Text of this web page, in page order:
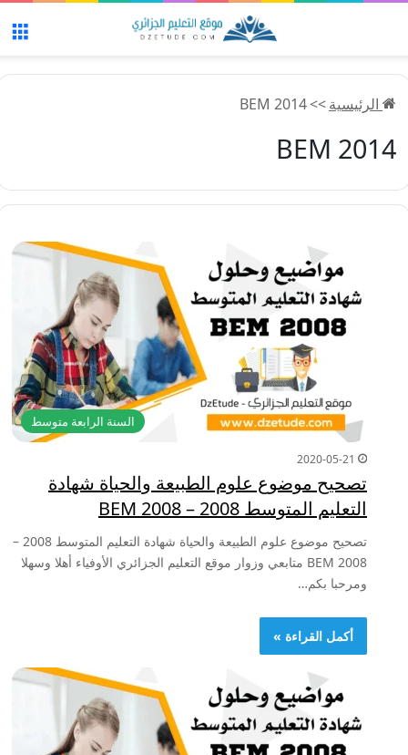
الرئيسية>>
BEM 2014
BEM 2014
السنة الرابعة متوسط
2020-05-21
تصحيح موضوع علوم الطبيعة والحياة شهادة
التعليم المتوسط 2008 – BEM 2008
تصحيح موضوع علوم الطبيعة والحياة شهادة التعليم المتوسط 2008 –
BEM 2008 متابعي وزوار موقع التعليم الجزائري الأوفياء أهلا وسهلا
ومرحبا بكم…
أكمل القراءة »